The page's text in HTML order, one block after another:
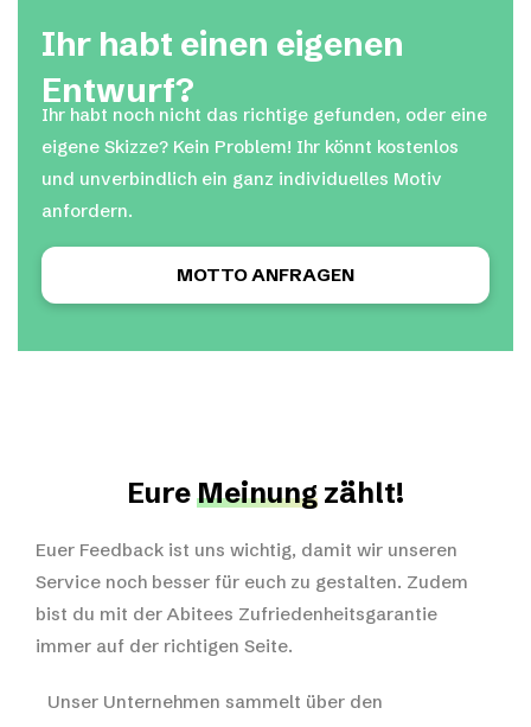
Ihr habt einen eigenen
Entwurf?
Ihr habt noch nicht das richtige gefunden, oder eine
eigene Skizze? Kein Problem! Ihr könnt kostenlos
und unverbindlich ein ganz individuelles Motiv
anfordern.
MOTTO ANFRAGEN
EureMeinung zählt!
Euer Feedback ist uns wichtig, damit wir unseren
Service noch besser für euch zu gestalten. Zudem
bist du mit der Abitees Zufriedenheitsgarantie
immer auf der richtigen Seite.
Unser Unternehmen sammelt über den